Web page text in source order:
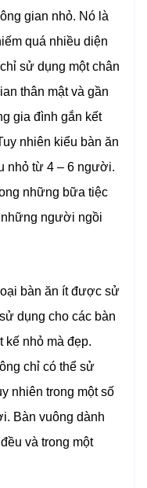
gian nhỏ. Nó là
quá nhiều diện
sử dụng một chân
thân mật và gần
gia đình gắn kết
nhiên kiểu bàn ăn
nhỏ từ 4 – 6 người.
những bữa tiệc
người ngồi
bàn ăn ít được sử
dụng cho các bàn
kế nhỏ mà đẹp.
chỉ có thể sử
nhiên trong một số
Bàn vuông dành
và trong một